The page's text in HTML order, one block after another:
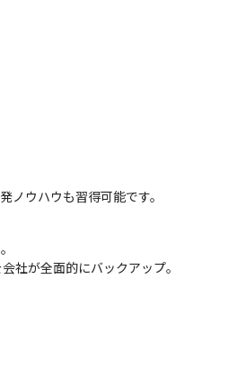
ウハウも習得可能です。
社が全面的にバックアップ。